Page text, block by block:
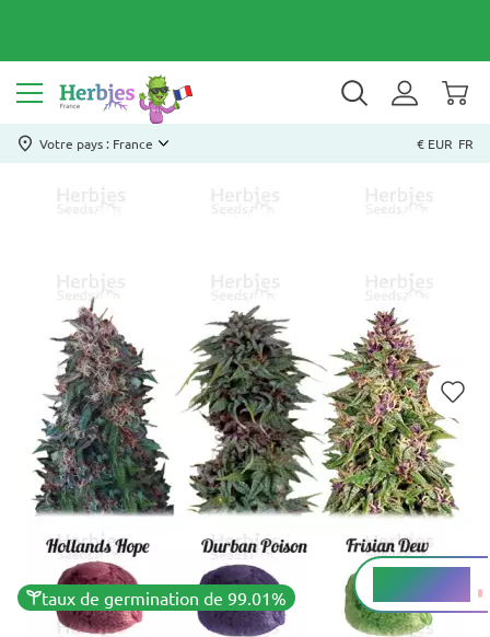
Votre pays : France € EUR FR
taux de germination de 99.01%
8.6 - 14.5%
THC